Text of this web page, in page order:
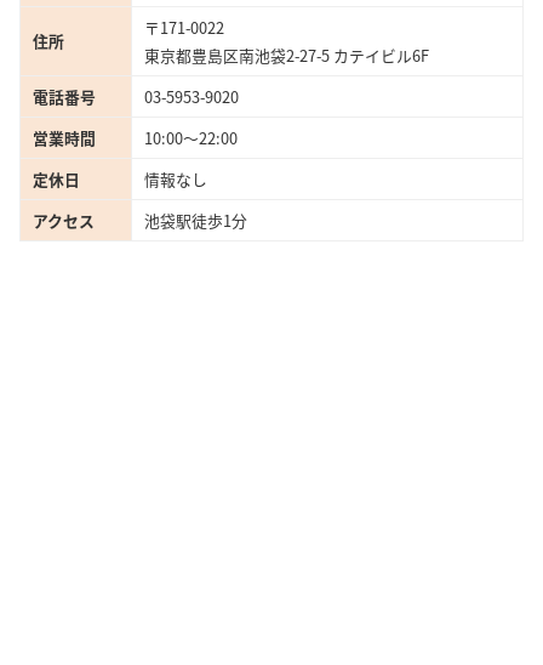
住所
〒171-0022
東京都豊島区南池袋2-27-5 カテイビル6F
電話番号
03-5953-9020
営業時間
10:00～22:00
定休日
情報なし
アクセス
池袋駅徒歩1分